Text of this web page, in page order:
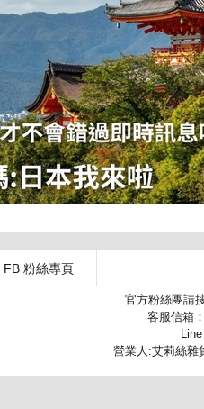
FB 粉絲專頁
官方粉絲團請
客服信箱
營業人:艾莉絲雜